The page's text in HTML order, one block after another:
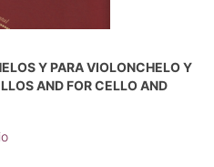
Y PARA VIOLONCHELO Y
AND FOR CELLO AND